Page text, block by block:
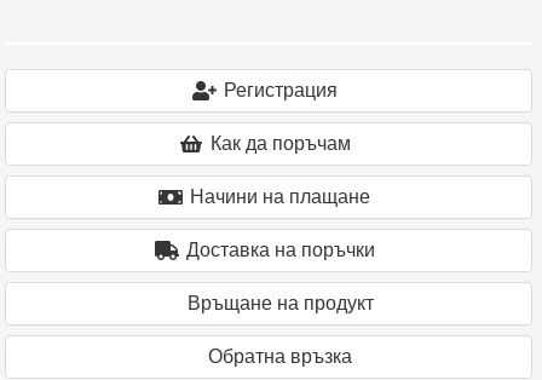
Регистрация
Как да поръчам
Начини на плащане
Доставка на поръчки
Връщане на продукт
Oбратна връзка